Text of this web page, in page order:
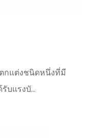
กแต่งชนิดหนึ่งที่มี
บแรงบั...